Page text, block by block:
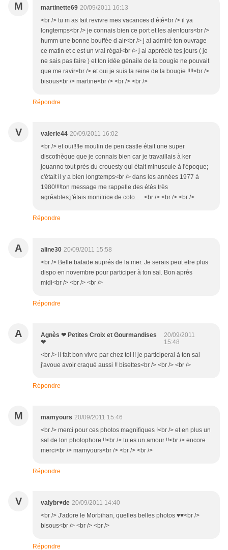
M martinette69 20/09/2011 16:13
<br /> tu m as fait revivre mes vacances d été<br /> il ya
longtemps<br /> je connais bien ce port et les alentours<br />
humm une bonne bouffée d air<br /> j ai admiré ton ouvrage
ce matin et c est un vrai régal<br /> j ai apprécié tes jours ( je
ne sais pas faire ) et ton idée génaile de la bougie ne pouvait
que me ravir<br /> et oui je suis la reine de la bougie !!!!<br />
bisous<br /> martine<br /> <br /> <br />
Répondre
V valerie44 20/09/2011 16:02
<br /> et oui!!!le moulin de pen castle était une super
discothèque que je connais bien car je travaillais à ker
jouanno tout près du crouesty qui était minuscule à l'époque;
c'était il y a bien longtemps<br /> dans les années 1977 à
1980!!!!ton message me rappelle des étés très
agréables;j'étais monitrice de colo......<br /> <br /> <br />
Répondre
A aline30 20/09/2011 15:58
<br /> Belle balade auprés de la mer. Je serais peut etre plus
dispo en novembre pour participer à ton sal. Bon aprés
midi<br /> <br /> <br />
Répondre
A
Agnès ❤ Petites Croix et Gourmandises
❤
20/09/2011
15:48
<br /> il fait bon vivre par chez toi !! je participerai à ton sal
j'avoue avoir craqué aussi !! bisettes<br /> <br /> <br />
Répondre
M mamyours 20/09/2011 15:46
<br /> merci pour ces photos magnifiques !<br /> et en plus un
sal de ton photophore !!<br /> tu es un amour !!<br /> encore
merci<br /> mamyours<br /> <br /> <br />
Répondre
V valybr♥de 20/09/2011 14:40
<br /> J'adore le Morbihan, quelles belles photos ♥♥<br />
bisous<br /> <br /> <br />
Répondre